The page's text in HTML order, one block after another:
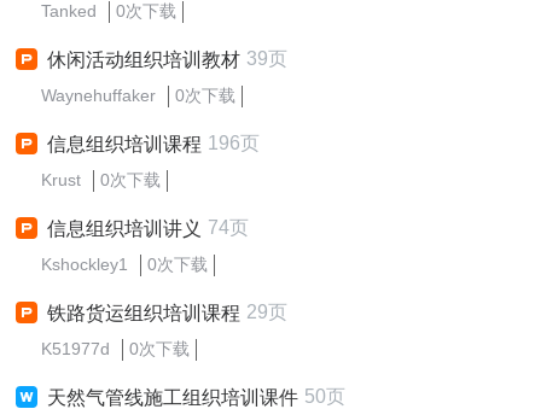
Tanked 0次下载
休闲活动组织培训教材 39页
Waynehuffaker 0次下载
信息组织培训课程 196页
Krust 0次下载
信息组织培训讲义 74页
Kshockley1 0次下载
铁路货运组织培训课程 29页
K51977d 0次下载
天然气管线施工组织培训课件 50页